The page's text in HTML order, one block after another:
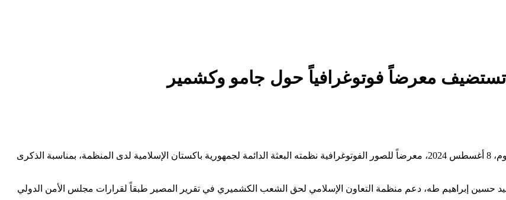
تستضيف معرضاً فوتوغرافياً حول جامو وكشمير
استضافت الأمانة العامة لمنظمة التعاون الإسلامي في مقرها بمدينة جدة اليوم، 8 أغسطس 2024، معرضاً للصور الفوتوغرافية نظمته البعثة الدائمة لجمهورية باكستان الإسلامية لدى المنظمة، بمناسبة الذكرى
حسين إبراهيم طه، دعم منظمة التعاون الإسلامي لحق الشعب الكشميري في تقرير المصير طبقاً لقرارات مجلس الأمن الدولي